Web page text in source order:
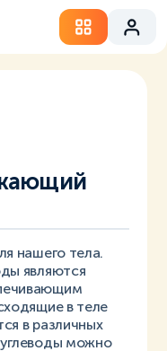
нашего тела.
являются
в теле
в различных
можно